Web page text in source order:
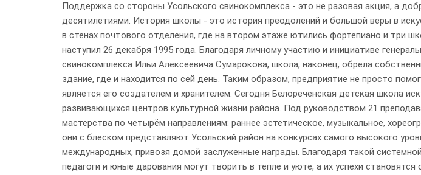
Поддержка со стороны Усольского свинокомплекса - это не разовая акция, а
десятилетиями. История школы - это история преодолений и большой веры в
в стенах почтового отделения, где на втором этаже ютились фортепиано и три
наступил 26 декабря 1995 года. Благодаря личному участию и инициативе
свинокомплекса Ильи Алексеевича Сумарокова, школа, наконец, обрела
здание, где и находится по сей день. Таким образом, предприятие не просто
является его создателем и хранителем. Сегодня Белореченская детская школа
развивающихся центров культурной жизни района. Под руководством 21
мастерства по четырём направлениям: раннее эстетическое, музыкальное,
они с блеском представляют Усольский район на конкурсах самого высокого
международных, привозя домой заслуженные награды. Благодаря такой
педагоги и юные дарования могут творить в тепле и уюте, а их успехи